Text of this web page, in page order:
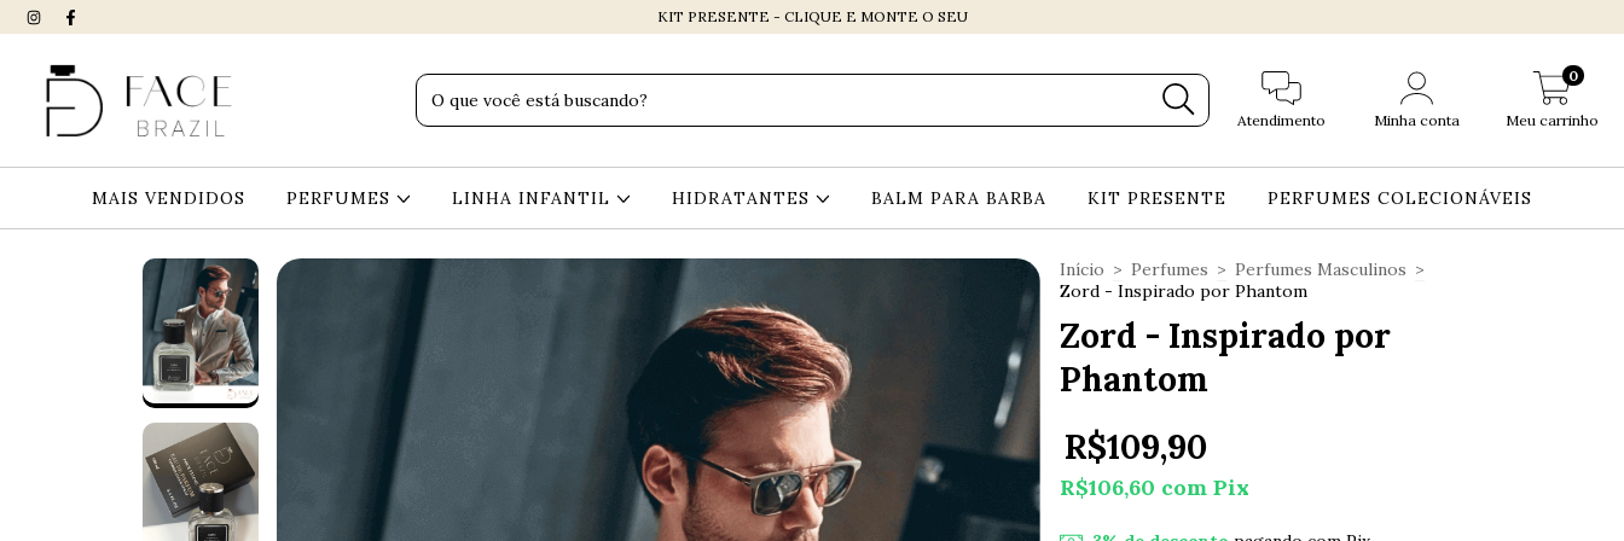
KIT PRESENTE - CLIQUE E MONTE O SEU
Atendimento Minha conta Meu carrinho
0
MAIS VENDIDOS PERFUMES LINHA INFANTIL HIDRATANTES BALM PARA BARBA KIT PRESENTE PERFUMES COLECIONÁVEIS
Início > Perfumes > Perfumes Masculinos >
Zord - Inspirado por Phantom
Zord - Inspirado por
Phantom
R$109,90
R$106,60 com Pix